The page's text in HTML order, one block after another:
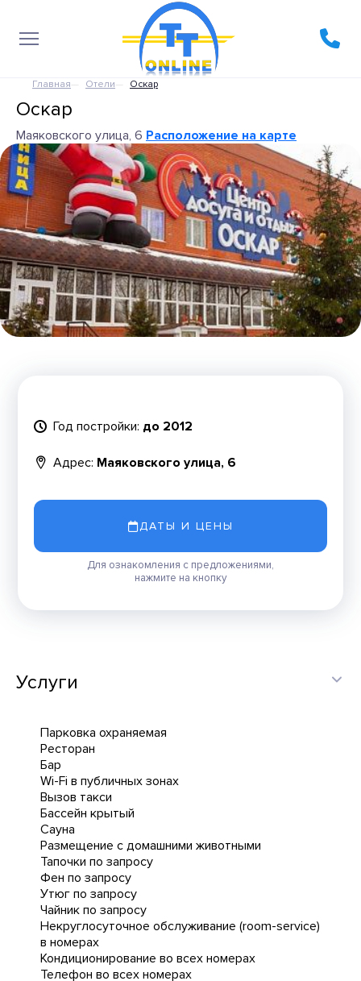
Главная Отели Оскар
Оскар
Маяковского улица, 6 Расположение на карте
Год постройки: до 2012
Адрес: Маяковского улица, 6
ДАТЫ И ЦЕНЫ
Для ознакомления с предложениями,
нажмите на кнопку
Услуги
Парковка охраняемая
Ресторан
Бар
Wi-Fi в публичных зонах
Вызов такси
Бассейн крытый
Сауна
Размещение с домашними животными
Тапочки по запросу
Фен по запросу
Утюг по запросу
Чайник по запросу
Некруглосуточное обслуживание (room-service)
в номерах
Кондиционирование во всех номерах
Телефон во всех номерах